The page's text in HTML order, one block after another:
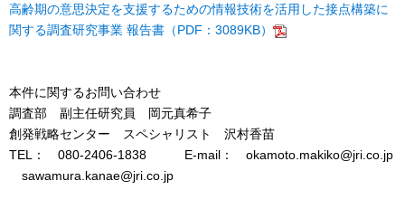
高齢期の意思決定を支援するための情報技術を活用した接点構築に
関する調査研究事業 報告書（PDF：3089KB）
本件に関するお問い合わせ
調査部 副主任研究員 岡元真希子
創発戦略センター スペシャリスト 沢村香苗
TEL： 080-2406-1838 E-mail： okamoto.makiko@jri.co.jp
sawamura.kanae@jri.co.jp